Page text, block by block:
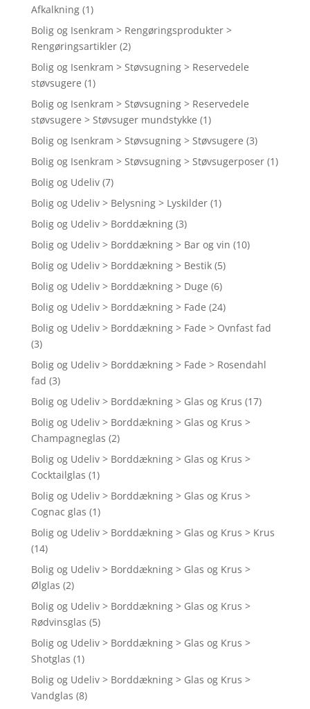
Afkalkning (1)
Bolig og Isenkram > Rengøringsprodukter >
Rengøringsartikler (2)
Bolig og Isenkram > Støvsugning > Reservedele
støvsugere (1)
Bolig og Isenkram > Støvsugning > Reservedele
støvsugere > Støvsuger mundstykke (1)
Bolig og Isenkram > Støvsugning > Støvsugere (3)
Bolig og Isenkram > Støvsugning > Støvsugerposer (1)
Bolig og Udeliv (7)
Bolig og Udeliv > Belysning > Lyskilder (1)
Bolig og Udeliv > Borddækning (3)
Bolig og Udeliv > Borddækning > Bar og vin (10)
Bolig og Udeliv > Borddækning > Bestik (5)
Bolig og Udeliv > Borddækning > Duge (6)
Bolig og Udeliv > Borddækning > Fade (24)
Bolig og Udeliv > Borddækning > Fade > Ovnfast fad
(3)
Bolig og Udeliv > Borddækning > Fade > Rosendahl
fad (3)
Bolig og Udeliv > Borddækning > Glas og Krus (17)
Bolig og Udeliv > Borddækning > Glas og Krus >
Champagneglas (2)
Bolig og Udeliv > Borddækning > Glas og Krus >
Cocktailglas (1)
Bolig og Udeliv > Borddækning > Glas og Krus >
Cognac glas (1)
Bolig og Udeliv > Borddækning > Glas og Krus > Krus
(14)
Bolig og Udeliv > Borddækning > Glas og Krus >
Ølglas (2)
Bolig og Udeliv > Borddækning > Glas og Krus >
Rødvinsglas (5)
Bolig og Udeliv > Borddækning > Glas og Krus >
Shotglas (1)
Bolig og Udeliv > Borddækning > Glas og Krus >
Vandglas (8)